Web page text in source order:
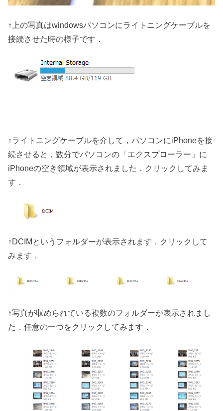
↑上の写真はwindowsパソコンにライトニングケーブルを
接続させた時の様子です．
↑ライトニングケーブルを介して，パソコンにiPhoneを接
続させると，数分でパソコンの「エクスプローラー」に
iPhoneの空き領域が表示されました．クリックしてみま
す．
↑DCIMというフォルダーが表示されます．クリックして
みます．
↑写真が収められている複数のフォルダーが表示されまし
た．任意の一つをクリックしてみます．